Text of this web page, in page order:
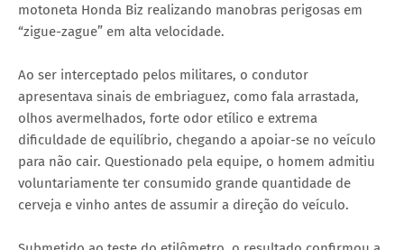
motoneta Honda Biz realizando manobras perigosas em
“zigue-zague” em alta velocidade.
Ao ser interceptado pelos militares, o condutor
apresentava sinais de embriaguez, como fala arrastada,
olhos avermelhados, forte odor etílico e extrema
dificuldade de equilíbrio, chegando a apoiar-se no veículo
para não cair. Questionado pela equipe, o homem admitiu
voluntariamente ter consumido grande quantidade de
cerveja e vinho antes de assumir a direção do veículo.